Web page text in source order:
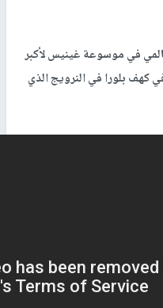
في موسوعة غينيس لأكبر
كهف بلورا في النرويج الذي